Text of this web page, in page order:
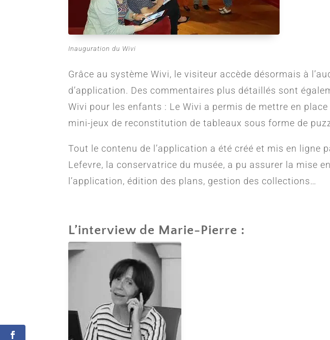
Inauguration du Wivi
Grâce au système Wivi, le visiteur accède désormais à
d’application. Des commentaires plus détaillés sont
Wivi pour les enfants : Le Wivi a permis de mettre en
mini-jeux de reconstitution de tableaux sous forme de
Tout le contenu de l’application a été créé et mis en ligne
Lefevre, la conservatrice du musée, a pu assurer la mise
l’application, édition des plans, gestion des collections…
L’interview de Marie-Pierre :